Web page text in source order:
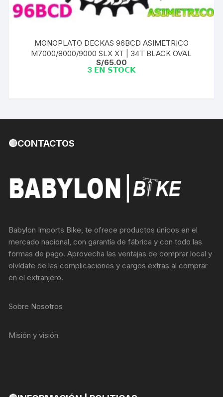
MONOPLATO DECKAS 96BCD ASIMETRICO
M7000/8000/9000 SLX XT | 34T BLACK OVAL
S/65.00
3 𝗘𝗡 𝗦𝗧𝗢𝗖𝗞
🔴CONTACTOS
Babylon Imports Bike, te ofrece productos únicos en el
mercado nacional, con garantía de fábrica y con todo las
formas de pago. Aprovecha las ventajas de comprar local y
olvídate de las complicaciones y cargos extras al comprar
en el extranjero.
Sobre Nosotros
Misión y visión